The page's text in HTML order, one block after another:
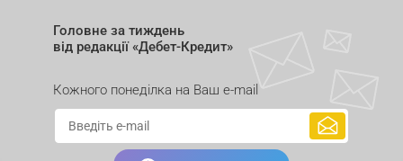
Головне за тиждень
від редакції «Дебет-Кредит»
Кожного понеділка на Ваш e-mail